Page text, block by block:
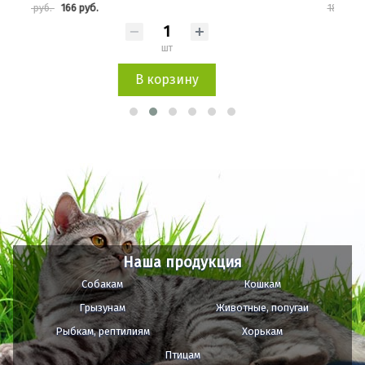
185 руб. 167 руб.
В корзину
Наша продукция
Собакам
Кошкам
Грызунам
Животные, попугаи
Рыбкам, рептилиям
Хорькам
Птицам